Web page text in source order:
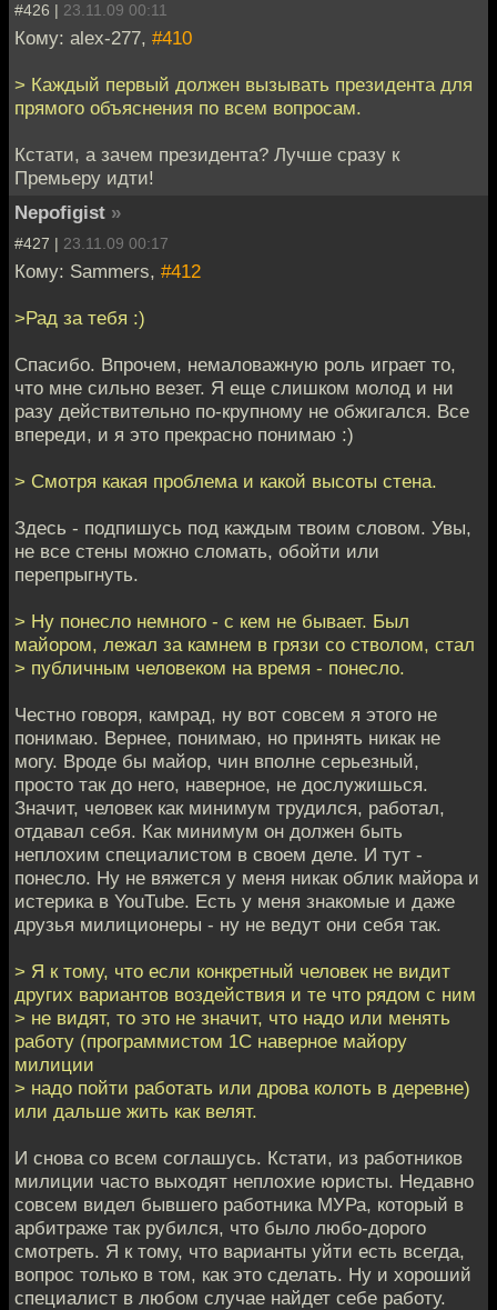
#426 | 23.11.09 00:11
Кому: alex-277, #410
> Каждый первый должен вызывать президента для
прямого объяснения по всем вопросам.
Кстати, а зачем президента? Лучше сразу к
Премьеру идти!
Nepofigist »
#427 | 23.11.09 00:17
Кому: Sammers, #412
>Рад за тебя :)
Спасибо. Впрочем, немаловажную роль играет то,
что мне сильно везет. Я еще слишком молод и ни
разу действительно по-крупному не обжигался. Все
впереди, и я это прекрасно понимаю :)
> Смотря какая проблема и какой высоты стена.
Здесь - подпишусь под каждым твоим словом. Увы,
не все стены можно сломать, обойти или
перепрыгнуть.
> Ну понесло немного - с кем не бывает. Был
майором, лежал за камнем в грязи со стволом, стал
> публичным человеком на время - понесло.
Честно говоря, камрад, ну вот совсем я этого не
понимаю. Вернее, понимаю, но принять никак не
могу. Вроде бы майор, чин вполне серьезный,
просто так до него, наверное, не дослужишься.
Значит, человек как минимум трудился, работал,
отдавал себя. Как минимум он должен быть
неплохим специалистом в своем деле. И тут -
понесло. Ну не вяжется у меня никак облик майора и
истерика в YouTube. Есть у меня знакомые и даже
друзья милиционеры - ну не ведут они себя так.
> Я к тому, что если конкретный человек не видит
других вариантов воздействия и те что рядом с ним
> не видят, то это не значит, что надо или менять
работу (программистом 1С наверное майору
милиции
> надо пойти работать или дрова колоть в деревне)
или дальше жить как велят.
И снова со всем соглашусь. Кстати, из работников
милиции часто выходят неплохие юристы. Недавно
совсем видел бывшего работника МУРа, который в
арбитраже так рубился, что было любо-дорого
смотреть. Я к тому, что варианты уйти есть всегда,
вопрос только в том, как это сделать. Ну и хороший
специалист в любом случае найдет себе работу.